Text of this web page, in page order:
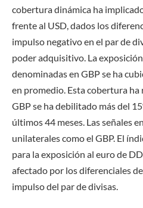
cobertura dinámica ha
frente al USD, dados los
impulso negativo en el par de
poder adquisitivo. La
denominadas en GBP se ha
en promedio. Esta cobertura
GBP se ha debilitado más del
últimos 44 meses. Las señales
unilaterales como el GBP. El
para la exposición al euro de
afectado por los diferenciales
impulso del par de divisas.